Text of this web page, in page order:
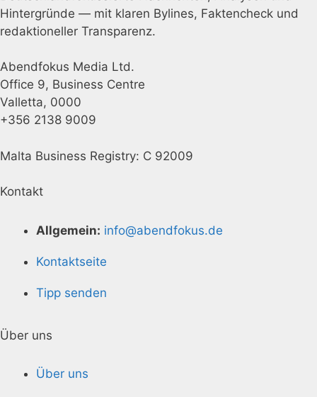
Hintergründe — mit klaren Bylines, Faktencheck und
redaktioneller Transparenz.
Abendfokus Media Ltd.
Office 9, Business Centre
Valletta, 0000
+356 2138 9009
Malta Business Registry: C 92009
Kontakt
Allgemein: info@abendfokus.de
Kontaktseite
Tipp senden
Über uns
Über uns